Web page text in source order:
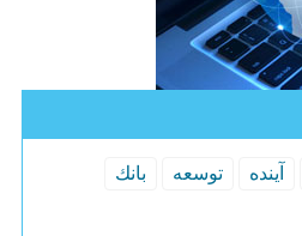
آینده توسعه
بانك